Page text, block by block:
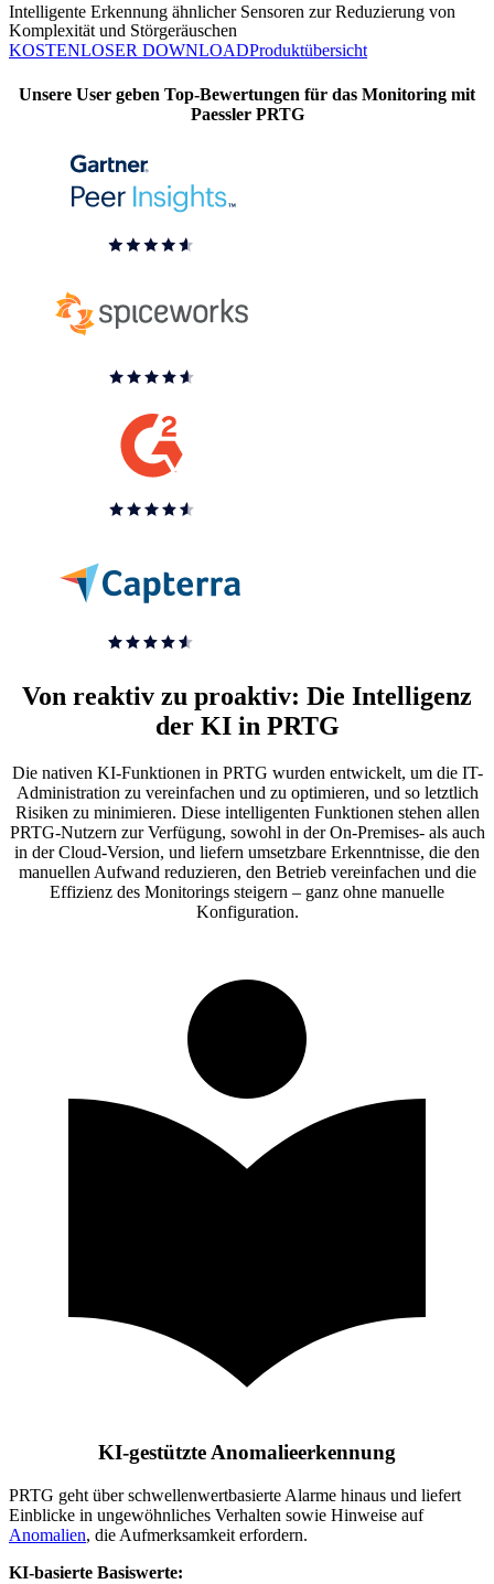
Intelligente Erkennung ähnlicher Sensoren zur Reduzierung von
Komplexität und Störgeräuschen
KOSTENLOSER DOWNLOADProduktübersicht
Unsere User geben Top-Bewertungen für das Monitoring mit
Paessler PRTG
Von reaktiv zu proaktiv: Die Intelligenz
der KI in PRTG
Die nativen KI-Funktionen in PRTG wurden entwickelt, um die IT-
Administration zu vereinfachen und zu optimieren, und so letztlich
Risiken zu minimieren. Diese intelligenten Funktionen stehen allen
PRTG-Nutzern zur Verfügung, sowohl in der On-Premises- als auch
in der Cloud-Version, und liefern umsetzbare Erkenntnisse, die den
manuellen Aufwand reduzieren, den Betrieb vereinfachen und die
Effizienz des Monitorings steigern – ganz ohne manuelle
Konfiguration.
KI-gestützte Anomalieerkennung
PRTG geht über schwellenwertbasierte Alarme hinaus und liefert
Einblicke in ungewöhnliches Verhalten sowie Hinweise auf
Anomalien, die Aufmerksamkeit erfordern.
KI-basierte Basiswerte: